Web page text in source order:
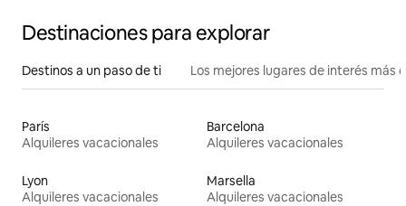
Destinaciones para explorar
Destinos a un paso de ti Los mejores lugares de interés más
París
Alquileres vacacionales
Barcelona
Alquileres vacacionales
Lyon
Alquileres vacacionales
Marsella
Alquileres vacacionales